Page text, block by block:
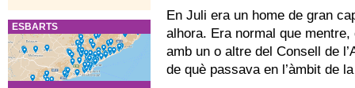
En Juli era un home de gran
alhora. Era normal que
amb un o altre del Consell de
de què passava en l’àmbit de
ESBARTS